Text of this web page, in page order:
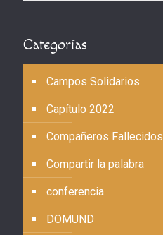
Categorías
Campos Solidarios
Capítulo 2022
Compañeros Fallecidos
Compartir la palabra
conferencia
DOMUND